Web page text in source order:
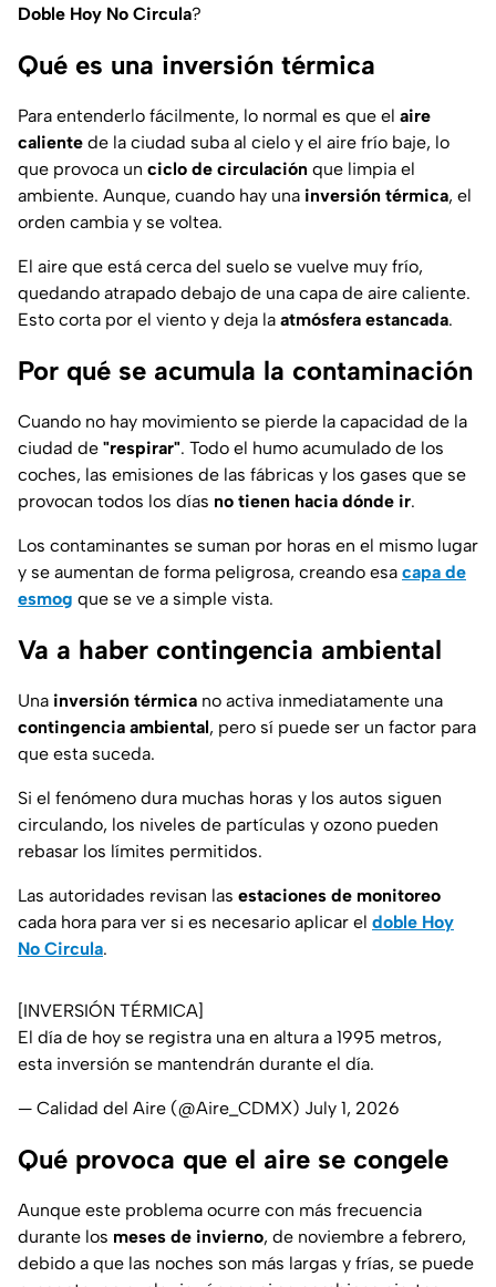
Doble Hoy No Circula?
Qué es una inversión térmica
Para entenderlo fácilmente, lo normal es que el aire
caliente de la ciudad suba al cielo y el aire frío baje, lo
que provoca un ciclo de circulación que limpia el
ambiente. Aunque, cuando hay una inversión térmica, el
orden cambia y se voltea.
El aire que está cerca del suelo se vuelve muy frío,
quedando atrapado debajo de una capa de aire caliente.
Esto corta por el viento y deja la atmósfera estancada.
Por qué se acumula la contaminación
Cuando no hay movimiento se pierde la capacidad de la
ciudad de "respirar". Todo el humo acumulado de los
coches, las emisiones de las fábricas y los gases que se
provocan todos los días no tienen hacia dónde ir.
Los contaminantes se suman por horas en el mismo lugar
y se aumentan de forma peligrosa, creando esa capa de
esmog que se ve a simple vista.
Va a haber contingencia ambiental
Una inversión térmica no activa inmediatamente una
contingencia ambiental, pero sí puede ser un factor para
que esta suceda.
Si el fenómeno dura muchas horas y los autos siguen
circulando, los niveles de partículas y ozono pueden
rebasar los límites permitidos.
Las autoridades revisan las estaciones de monitoreo
cada hora para ver si es necesario aplicar el doble Hoy
No Circula.
[INVERSIÓN TÉRMICA]
El día de hoy se registra una en altura a 1995 metros,
esta inversión se mantendrán durante el día.
— Calidad del Aire (@Aire_CDMX) July 1, 2026
Qué provoca que el aire se congele
Aunque este problema ocurre con más frecuencia
durante los meses de invierno, de noviembre a febrero,
debido a que las noches son más largas y frías, se puede